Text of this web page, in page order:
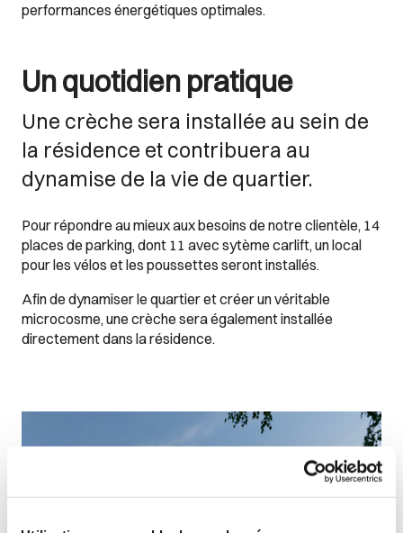
performances énergétiques optimales.
Un quotidien pratique
Une crèche sera installée au sein de
la résidence et contribuera au
dynamise de la vie de quartier.
Pour répondre au mieux aux besoins de notre clientèle, 14
places de parking, dont 11 avec sytème carlift, un local
pour les vélos et les poussettes seront installés.
Afin de dynamiser le quartier et créer un véritable
microcosme, une crèche sera également installée
directement dans la résidence.